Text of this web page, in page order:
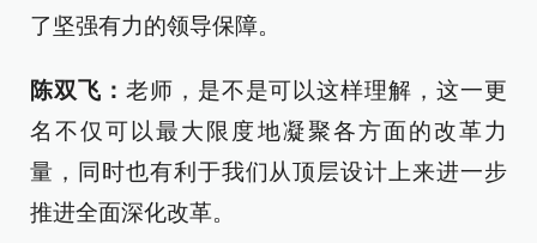
了坚强有力的领导保障。
陈双飞： 老师，是不是可以这样理解，这一更
名不仅可以最大限度地凝聚各方面的改革力
量，同时也有利于我们从顶层设计上来进一步
推进全面深化改革。